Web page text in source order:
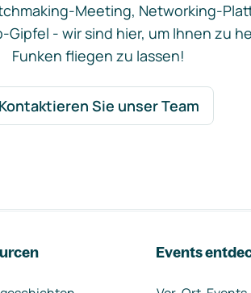
Meeting, Networking-
- wir sind hier, um Ihnen zu
Funken fliegen zu lassen!
Kontaktieren Sie unser Team
Events